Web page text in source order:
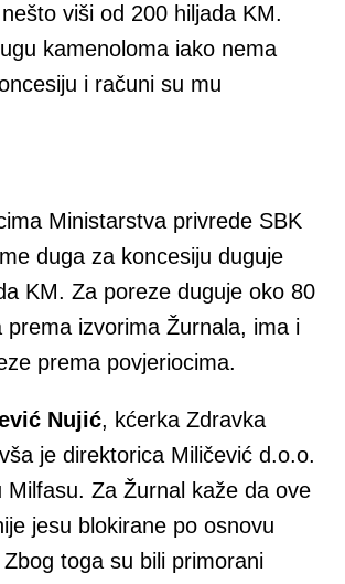
viši od 200 hiljada KM.
kamenoloma iako nema
i računi su mu
Ministarstva privrede SBK
duga za koncesiju duguje
KM. Za poreze duguje oko 80
prema izvorima Žurnala, ima i
prema povjeriocima.
Nujić, kćerka Zdravka
je direktorica Miličević d.o.o.
Milfasu. Za Žurnal kaže da ove
jesu blokirane po osnovu
toga su bili primorani